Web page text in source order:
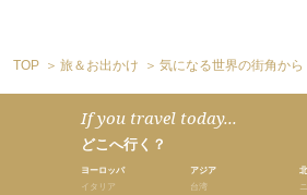
TOP 旅＆お出かけ 気になる世界の街角から
If you travel today...
どこへ行く？
ヨーロッパ
イタリア
アジア
台湾